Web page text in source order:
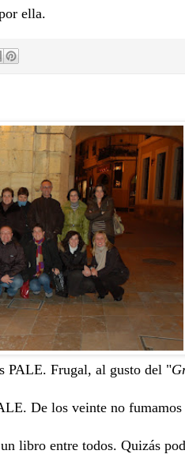
ella.
PALE. Frugal, al gusto del "
De los veinte no
libro entre todos. Quizás